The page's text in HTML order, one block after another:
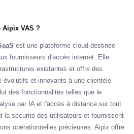
Aipix VAS ?
est une plateforme cloud destinée
fournisseurs d'accès internet. Elle
existantes et offre des
évolutifs et innovants à une clientèle
des fonctionnalités telles que le
par IA et l'accès à distance sur tout
la sécurité des utilisateurs et fournissent
opérationnelles précieuses. Aipix offre